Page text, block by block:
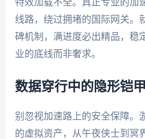
特效加载不全。真正专业的加
线路，绕过拥堵的国际网关。
碑机制，满进度必出精品，稳
业的底线而非奢求。
数据穿行中的隐形铠甲
别忽视加速路上的安全保障。
的虚拟资产，从午夜侠士到冥